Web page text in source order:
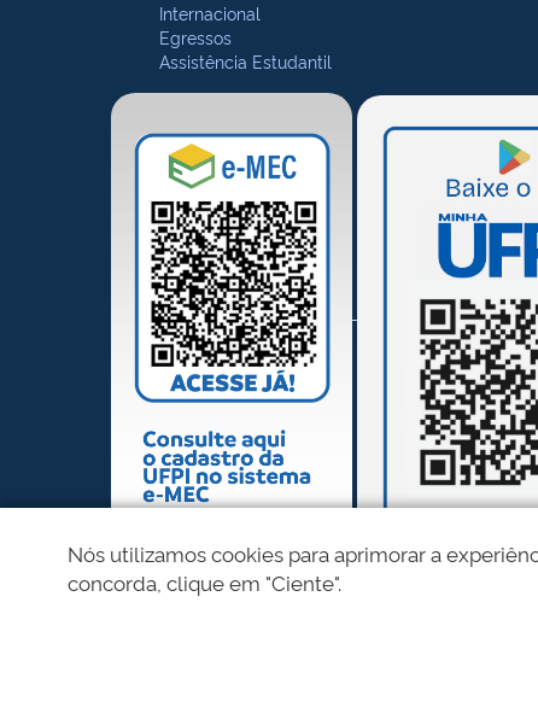
Internacional
Egressos
Assistência Estudantil
Nós utilizamos cookies para aprimorar a
concorda, clique em "Ciente".